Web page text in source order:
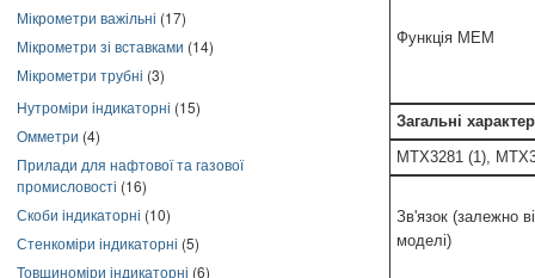
Мікрометри важільні (17)
Мікрометри зі вставками (14)
Мікрометри трубні (3)
Нутроміри індикаторні (15)
Омметри (4)
Прилади для нафтової та газової
промисловості (16)
Скоби індикаторні (10)
Стенкоміри індикаторні (5)
Товщиноміри індикаторні (6)
Функція MEM
Загальні
MTX3281 (1),
Зв'язок (залежно
моделі)